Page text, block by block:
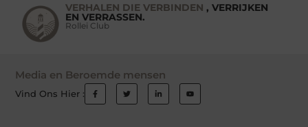
VERHALEN DIE VERBINDEN , VERRIJKEN
EN VERRASSEN.
Rollei Club
Media en Beroemde mensen
Vind Ons Hier :